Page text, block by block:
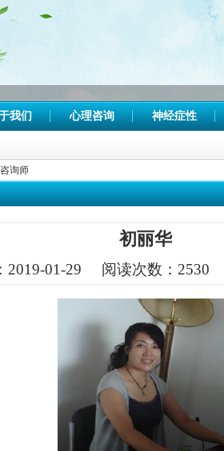
我们 心理咨询 神经症性
询师
初丽华
2019-01-29 阅读次数： 2530